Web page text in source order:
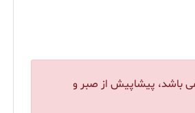
باشد، پیشاپیش از صبر و